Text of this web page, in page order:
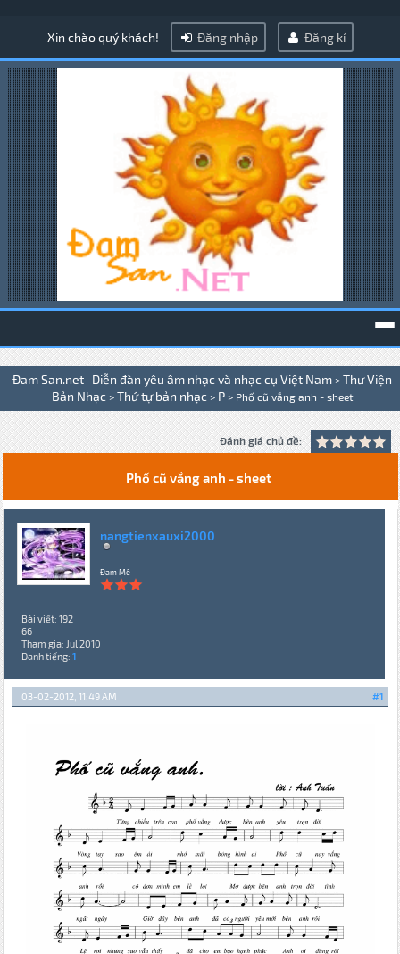
Xin chào quý khách! Đăng nhập Đăng kí
Đam San.net -Diễn đàn yêu âm nhạc và nhạc cụ Việt Nam > Thư Viện
Bản Nhạc > Thứ tự bản nhạc > P > Phố cũ vắng anh - sheet
Đánh giá chủ đề:
Phố cũ vắng anh - sheet
nangtienxauxi2000
Đam Mê
Bài viết: 192
66
Tham gia: Jul 2010
Danh tiếng: 1
#1
03-02-2012, 11:49 AM